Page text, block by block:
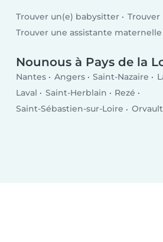
Trouver un(e) babysitter
Trouver une assistante maternelle
Nounous à Pays de la
Nantes Angers Saint-Nazaire
Laval
Saint-Herblain
Rezé
Saint-Sébastien-sur-Loire
Orvault